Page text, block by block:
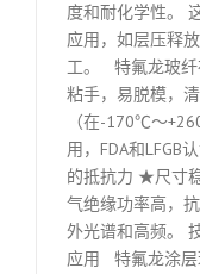
度和耐化学性。
应用，如层压释
工。 特氟龙玻
粘手，易脱模，
（在-170℃～
用，FDA和LFGB
的抵抗力 ★尺寸
气绝缘功率高，
外光谱和高频。
应用 特氟龙涂层